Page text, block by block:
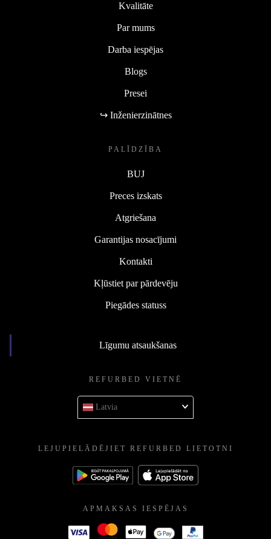
Kvalitāte
Par mums
Darba iespējas
Blogs
Presei
↪ Inženierzinātnes
PALĪDZĪBA
BUJ
Preces izskats
Atgriešana
Garantijas nosacījumi
Kontakti
Kļūstiet par pārdevēju
Piegādes statuss
Līgumu atsaukšanas
REFURBED VIETNĒ
Latvia
LEJUPIELĀDĒJIET REFURBED LIETOTNI
APMAKSAS IESPĒJAS